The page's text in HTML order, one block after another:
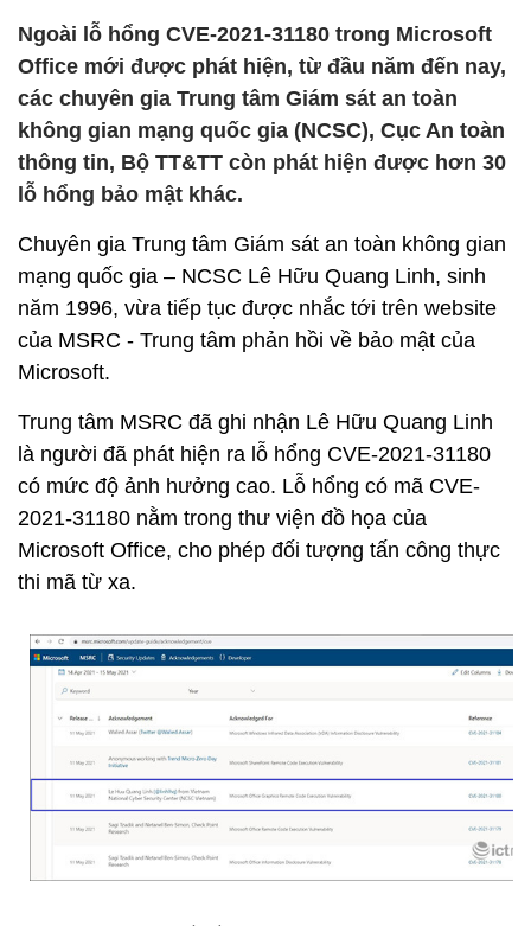
Ngoài lỗ hổng CVE-2021-31180 trong Microsoft
Office mới được phát hiện, từ đầu năm đến nay,
các chuyên gia Trung tâm Giám sát an toàn
không gian mạng quốc gia (NCSC), Cục An toàn
thông tin, Bộ TT&TT còn phát hiện được hơn 30
lỗ hổng bảo mật khác.
Chuyên gia Trung tâm Giám sát an toàn không gian
mạng quốc gia – NCSC Lê Hữu Quang Linh, sinh
năm 1996, vừa tiếp tục được nhắc tới trên website
của MSRC - Trung tâm phản hồi về bảo mật của
Microsoft.
Trung tâm MSRC đã ghi nhận Lê Hữu Quang Linh
là người đã phát hiện ra lỗ hổng CVE-2021-31180
có mức độ ảnh hưởng cao. Lỗ hổng có mã CVE-
2021-31180 nằm trong thư viện đồ họa của
Microsoft Office, cho phép đối tượng tấn công thực
thi mã từ xa.